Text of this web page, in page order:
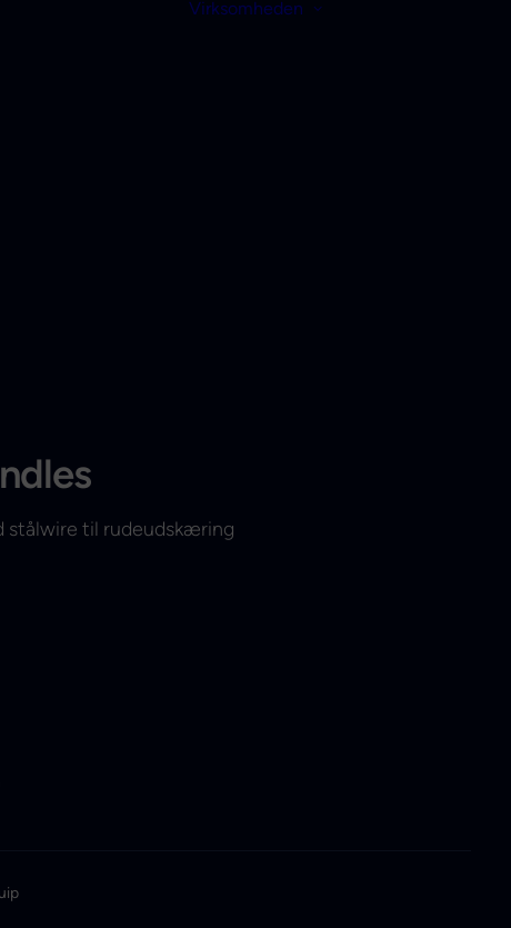
Virksomheden
stålwire til rudeudskæring